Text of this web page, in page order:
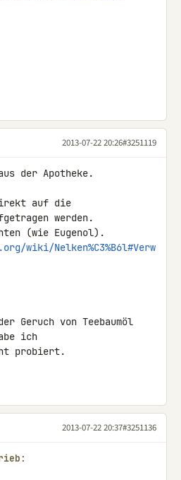
2013-07-22 20:26#3251119
der Apotheke.
auf die
werden.
wiki/Nelken%C3%B6l#Verw
Geruch von Teebaumöl
ich
probiert.
2013-07-22 20:37#3251136